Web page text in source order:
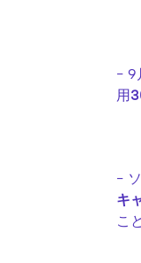
- 9
用
-
キ
こ